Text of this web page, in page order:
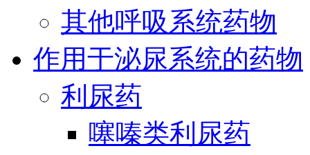
其他呼吸系统药物
作用于泌尿系统的药物
利尿药
噻嗪类利尿药